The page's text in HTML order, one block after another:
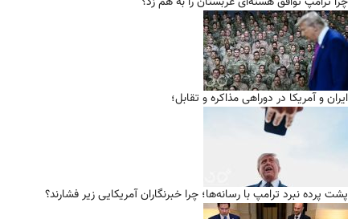
ایران و آمریکا در دوراهی مذاکره و تقابل؛
پشت پرده نبرد ترامپ با رسانه‌ها؛ چرا خبرنگاران آمریکایی زیر فشارند؟